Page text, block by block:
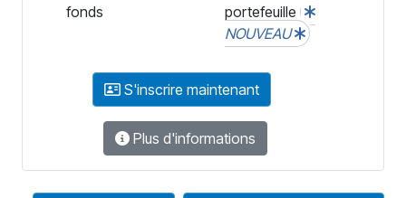
fonds
portefeuille
NOUVEAU
S'inscrire maintenant
Plus d'informations